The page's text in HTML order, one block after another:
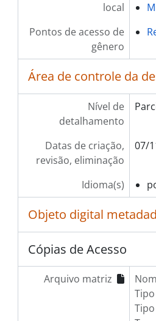
local
Pontos de acesso de
gênero
Área de controle da
Nível de
detalhamento
Datas de criação,
revisão, eliminação
07/
Idioma(s)
Objeto digital
Cópias de Acesso
Arquivo matriz